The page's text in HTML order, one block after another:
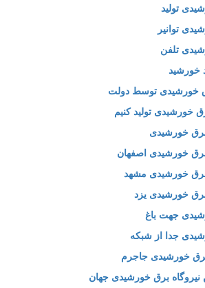
تولید
توانیر
تلفن
خورشید
خورشیدی توسط دولت
خورشیدی تولید کنیم
خورشیدی
خورشیدی اصفهان
خورشیدی مشهد
خورشیدی یزد
جهت باغ
جدا از شبکه
برق خورشیدی جاجرم
نیروگاه برق خورشیدی جهان